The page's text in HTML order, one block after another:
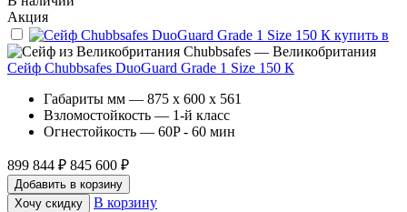
Акция
Chubbsafes — Великобритания
Сейф Chubbsafes DuoGuard Grade 1 Size 150 К
Габариты мм — 875 x 600 x 561
Взломостойкость — 1-й класс
Огнестойкость — 60P - 60 мин
899 844 ₽ 845 600 ₽
Добавить в корзину
Хочу скидку
В корзину